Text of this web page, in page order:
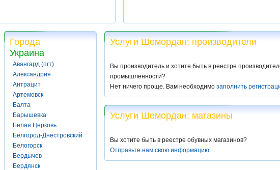
Города
Украина
Авангард (пгт)
Александрия
Антрацит
Артемовск
Балта
Барышевка
Белая Церковь
Белгород-Днестровский
Белогорск
Бердычев
Бердянск
Услуги Шемордан: производители
Вы производитель и хотите быть в реестре
промышленности?
Нет ничего проще. Вам необходимо заполнить
Услуги Шемордан: магазины
Вы хотите быть в реестре обувных магазинов?
Отправьте нам свою информацию.